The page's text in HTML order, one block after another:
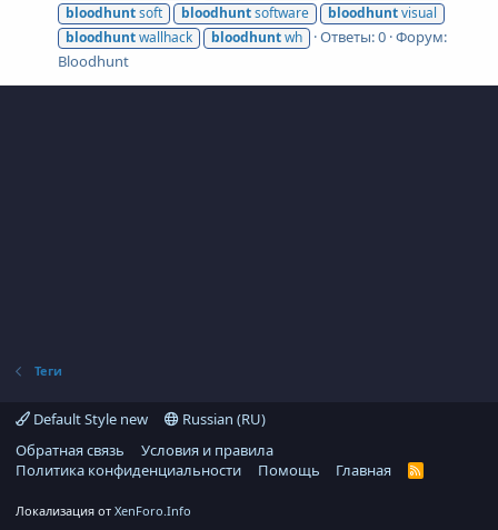
bloodhuntsoft bloodhuntsoftware bloodhuntvisual
bloodhuntwallhack bloodhuntwh Ответы: 0 Форум:
Bloodhunt
Теги
Default Style new
Russian (RU)
Обратная связь
Условия и правила
Политика конфиденциальности
Помощь Главная
R
Локализация от XenForo.Info